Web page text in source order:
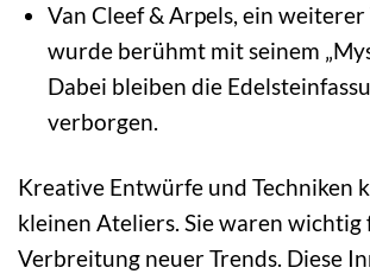
Van Cleef & Arpels, ein
wurde berühmt mit seinem
Dabei bleiben die
verborgen.
Kreative Entwürfe und Techniken
kleinen Ateliers. Sie waren wichtig
Verbreitung neuer Trends. Diese